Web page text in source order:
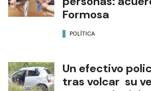
Formosa
POLÍTICA
Un efectivo
tras volcar su